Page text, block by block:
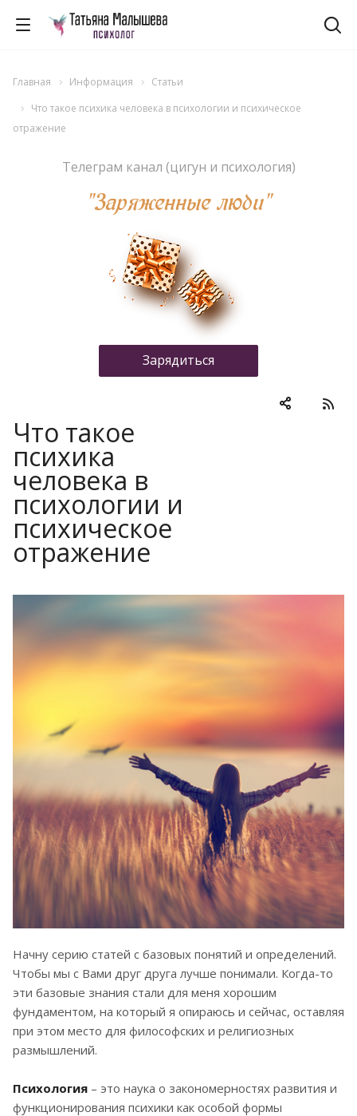
Главная Информация
Статьи
Что такое психика человека в психологии и психическое
отражение
Телеграм канал (цигун и психология)
"Заряженные люди"
Зарядиться
Что такое
психика
человека в
психологии и
психическое
отражение
Начну серию статей с базовых понятий и определений.
Чтобы мы с Вами друг друга лучше понимали. Когда-то
эти базовые знания стали для меня хорошим
фундаментом, на который я опираюсь и сейчас, оставляя
при этом место для философских и религиозных
размышлений.
Психология – это наука о закономерностях развития и
функционирования психики как особой формы